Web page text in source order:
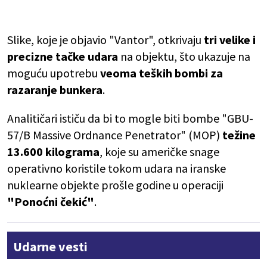
Slike, koje je objavio "Vantor", otkrivaju tri velike i
precizne tačke udara na objektu, što ukazuje na
moguću upotrebu veoma teških bombi za
razaranje bunkera.
Analitičari ističu da bi to mogle biti bombe "GBU-
57/B Massive Ordnance Penetrator" (MOP) težine
13.600 kilograma, koje su američke snage
operativno koristile tokom udara na iranske
nuklearne objekte prošle godine u operaciji
"Ponoćni čekić".
Udarne vesti